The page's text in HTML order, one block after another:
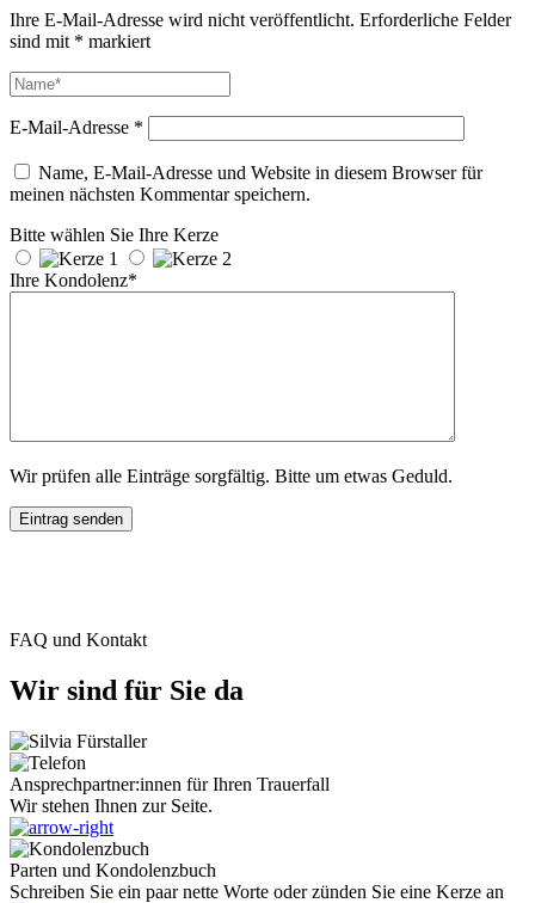
Ihre E-Mail-Adresse wird nicht veröffentlicht. Erforderliche Felder
sind mit * markiert
E-Mail-Adresse *
Name, E-Mail-Adresse und Website in diesem Browser für
meinen nächsten Kommentar speichern.
Bitte wählen Sie Ihre Kerze
Ihre Kondolenz*
Wir prüfen alle Einträge sorgfältig. Bitte um etwas Geduld.
FAQ und Kontakt
Wir sind für Sie da
Ansprechpartner:innen für Ihren Trauerfall
Wir stehen Ihnen zur Seite.
Parten und Kondolenzbuch
Schreiben Sie ein paar nette Worte oder zünden Sie eine Kerze an